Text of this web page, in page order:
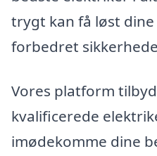
trygt kan få løst
forbedret
Vores platform
kvalificerede
imødekomme dine